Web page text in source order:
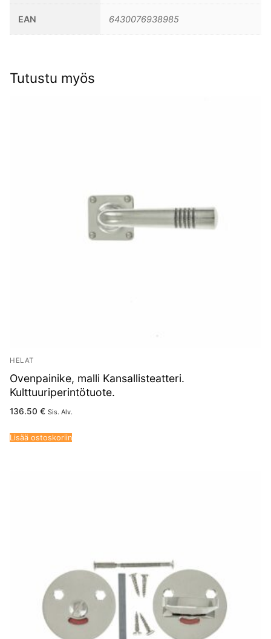
uppokanta,
200
kpl
EAN 6430076938985
Tutustu myös
HELAT
Ovenpainike, malli Kansallisteatteri.
Kulttuuriperintötuote.
136.50 € Sis. Alv.
Lisää ostoskoriin